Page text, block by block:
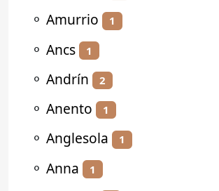
⚬ Amurrio 1
⚬ Ancs 1
⚬ Andrín 2
⚬ Anento 1
⚬ Anglesola 1
⚬ Anna 1